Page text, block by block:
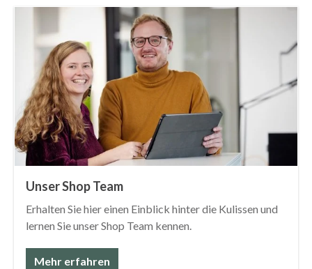
Unser Shop Team
Erhalten Sie hier einen Einblick hinter die Kulissen und
lernen Sie unser Shop Team kennen.
Mehr erfahren